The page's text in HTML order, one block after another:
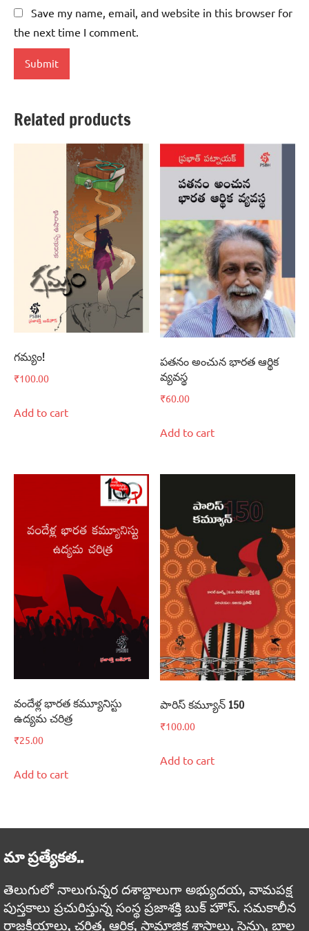
Save my name, email, and website in this browser for
the next time I comment.
Related products
గమ్యం!
₹100.00
Add to cart
పతనం అంచున భారత ఆర్థిక
వ్యవస్థ
₹60.00
Add to cart
వందేళ్ల భారత కమ్యూనిస్టు
ఉద్యమ చరిత్ర
₹25.00
Add to cart
పారిస్‌ కమ్యూన్‌ 150
₹100.00
Add to cart
మా ప్రత్యేకత..
తెలుగులో నాలుగున్నర దశాబ్దాలుగా అభ్యుదయ, వామపక్ష
పుస్తకాలు ప్రచురిస్తున్న సంస్థ ప్రజాశక్తి బుక్ హౌస్. సమకాలీన
రాజకీయాలు, చరిత్ర, ఆర్థిక, సామాజిక శాస్త్రాలు, సైన్సు, బాల